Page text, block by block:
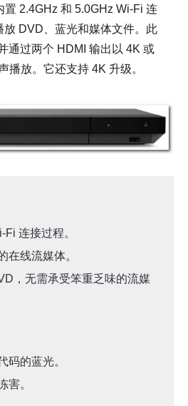
2.4GHz 和 5.0GHz Wi-Fi 连
DVD、蓝光和媒体文件。此
通过两个 HDMI 输出以 4K 或
播放。它还支持 4K 升级。
连接过程。
在线流媒体。
，无需承受笨重乏味的流媒
码的蓝光。
害。